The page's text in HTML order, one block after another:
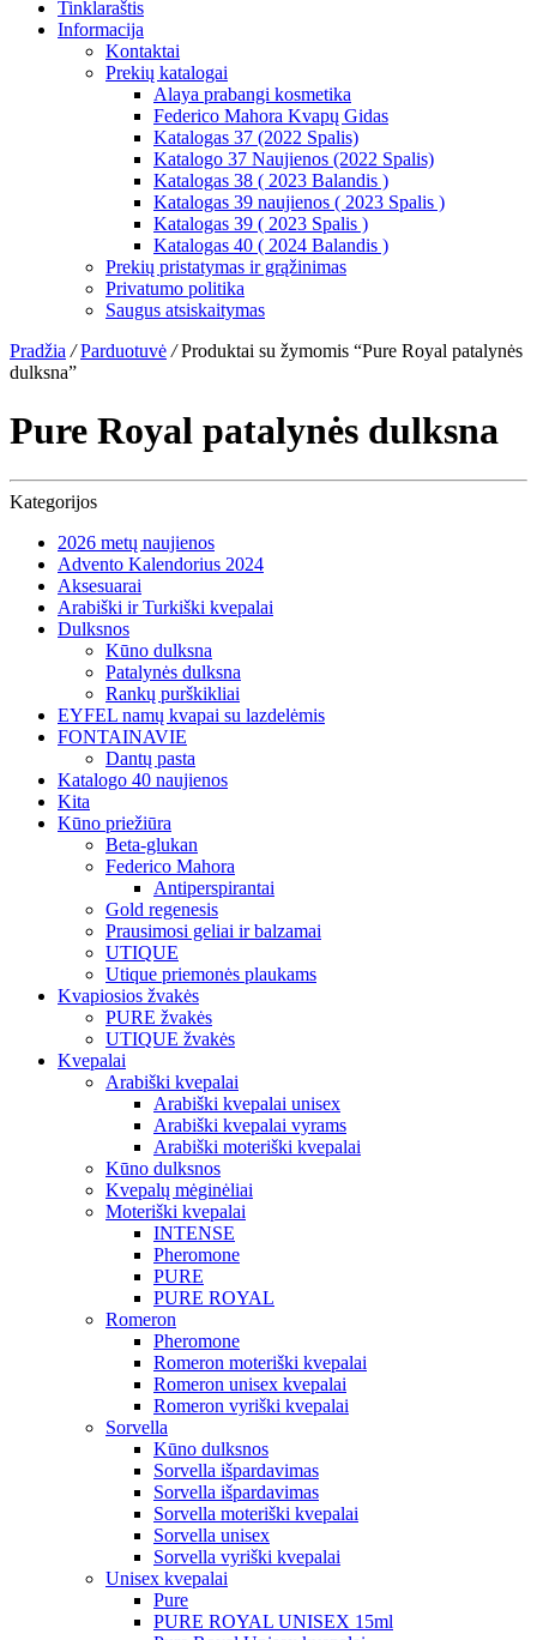
Tinklaraštis
Informacija
Kontaktai
Prekių katalogai
Alaya prabangi kosmetika
Federico Mahora Kvapų Gidas
Katalogas 37 (2022 Spalis)
Katalogo 37 Naujienos (2022 Spalis)
Katalogas 38 ( 2023 Balandis )
Katalogas 39 naujienos ( 2023 Spalis )
Katalogas 39 ( 2023 Spalis )
Katalogas 40 ( 2024 Balandis )
Prekių pristatymas ir grąžinimas
Privatumo politika
Saugus atsiskaitymas
Pradžia / Parduotuvė /Produktai su žymomis “Pure Royal patalynės
dulksna”
Pure Royal patalynės dulksna
Kategorijos
2026 metų naujienos
Advento Kalendorius 2024
Aksesuarai
Arabiški ir Turkiški kvepalai
Dulksnos
Kūno dulksna
Patalynės dulksna
Rankų purškikliai
EYFEL namų kvapai su lazdelėmis
FONTAINAVIE
Dantų pasta
Katalogo 40 naujienos
Kita
Kūno priežiūra
Beta-glukan
Federico Mahora
Antiperspirantai
Gold regenesis
Prausimosi geliai ir balzamai
UTIQUE
Utique priemonės plaukams
Kvapiosios žvakės
PURE žvakės
UTIQUE žvakės
Kvepalai
Arabiški kvepalai
Arabiški kvepalai unisex
Arabiški kvepalai vyrams
Arabiški moteriški kvepalai
Kūno dulksnos
Kvepalų mėginėliai
Moteriški kvepalai
INTENSE
Pheromone
PURE
PURE ROYAL
Romeron
Pheromone
Romeron moteriški kvepalai
Romeron unisex kvepalai
Romeron vyriški kvepalai
Sorvella
Kūno dulksnos
Sorvella išpardavimas
Sorvella išpardavimas
Sorvella moteriški kvepalai
Sorvella unisex
Sorvella vyriški kvepalai
Unisex kvepalai
Pure
PURE ROYAL UNISEX 15ml